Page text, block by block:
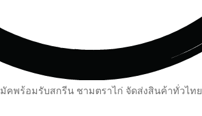
คพร้อมรับสกรีน ชามตราไก่ จัดส่งสินค้าทั่วไทย